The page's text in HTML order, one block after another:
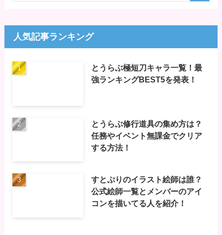
人気記事ランキング
とうらぶ極短刀キャラ一覧！最
強ランキングBEST5を発表！
とうらぶ修行道具の集め方は？
任務やイベント無課金でクリア
する方法！
すとぷりのイラスト絵師は誰？
公式絵師一覧とメンバーのアイ
コンを描いてる人を紹介！